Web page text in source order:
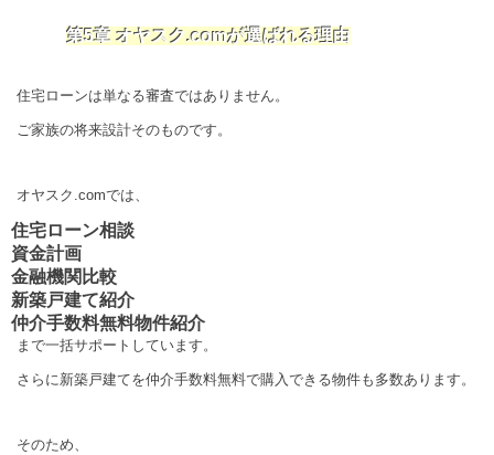
第5章 オヤスク.comが選ばれる理由
住宅ローンは単なる審査ではありません。
ご家族の将来設計そのものです。
オヤスク.comでは、
住宅ローン相談
資金計画
金融機関比較
新築戸建て紹介
仲介手数料無料物件紹介
まで一括サポートしています。
さらに新築戸建てを仲介手数料無料で購入できる物件も多数あります。
そのため、